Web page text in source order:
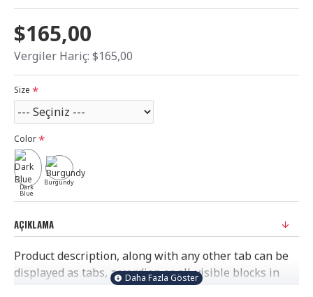
$165,00
Vergiler Hariç: $165,00
Size
Color
Dark
Blue
Burgundy
AÇIKLAMA
Product description, along with any other tab can be
displayed as tabs, accordion or all-visible blocks in
grid format or one under the other. You can mix and